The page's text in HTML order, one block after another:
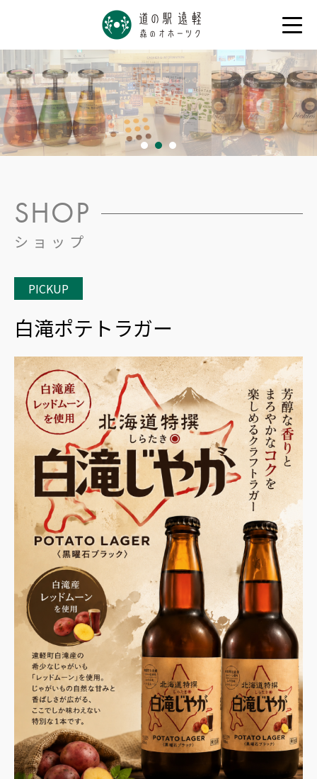
1 2 3
SHOP
ショップ
PICKUP
白滝ポテトラガー